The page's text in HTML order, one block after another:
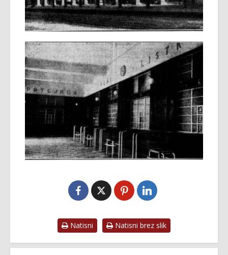
Natisni Natisni brez slik